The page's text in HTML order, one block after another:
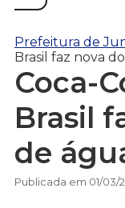
Prefeitura de
Brasil faz nova
Coca-
Brasil
de
Publicada em 01/03/